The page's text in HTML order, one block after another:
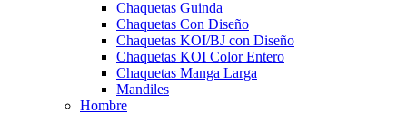
Chaquetas Guinda
Chaquetas Con Diseño
Chaquetas KOI/BJ con Diseño
Chaquetas KOI Color Entero
Chaquetas Manga Larga
Mandiles
Hombre